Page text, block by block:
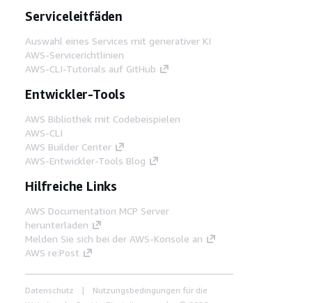
Serviceleitfäden
Auswahl eines Services mit generativer KI
AWS-Servicerichtlinien
AWS-CLI-Tutorials auf GitHub
Entwickler-Tools
AWS Bibliothek mit Codebeispielen
AWS-CLI
AWS Builder Center
AWS-Entwickler-Tools Blog
Hilfreiche Links
AWS Documentation MCP Server
herunterladen
Melden Sie sich bei der AWS-Konsole an
AWS re:Post
Datenschutz
Nutzungsbedingungen für die